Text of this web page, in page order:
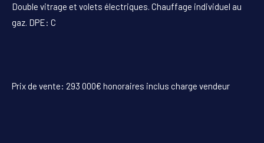
Double vitrage et volets électriques. Chauffage individuel au
gaz. DPE: C
Prix de vente: 293 000€ honoraires inclus charge vendeur